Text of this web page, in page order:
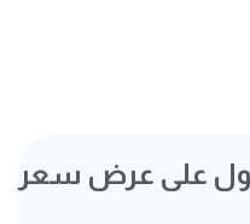
على عرض سعر